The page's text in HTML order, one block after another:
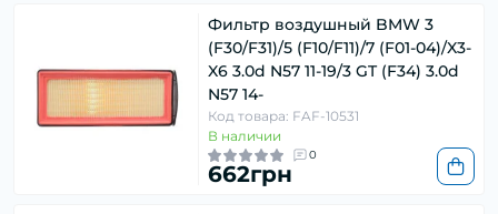
Фильтр воздушный BMW 3
(F30/F31)/5 (F10/F11)/7 (F01-04)/X3-
X6 3.0d N57 11-19/3 GT (F34) 3.0d
N57 14-
Код товара: FAF-10531
В наличии
0
662грн